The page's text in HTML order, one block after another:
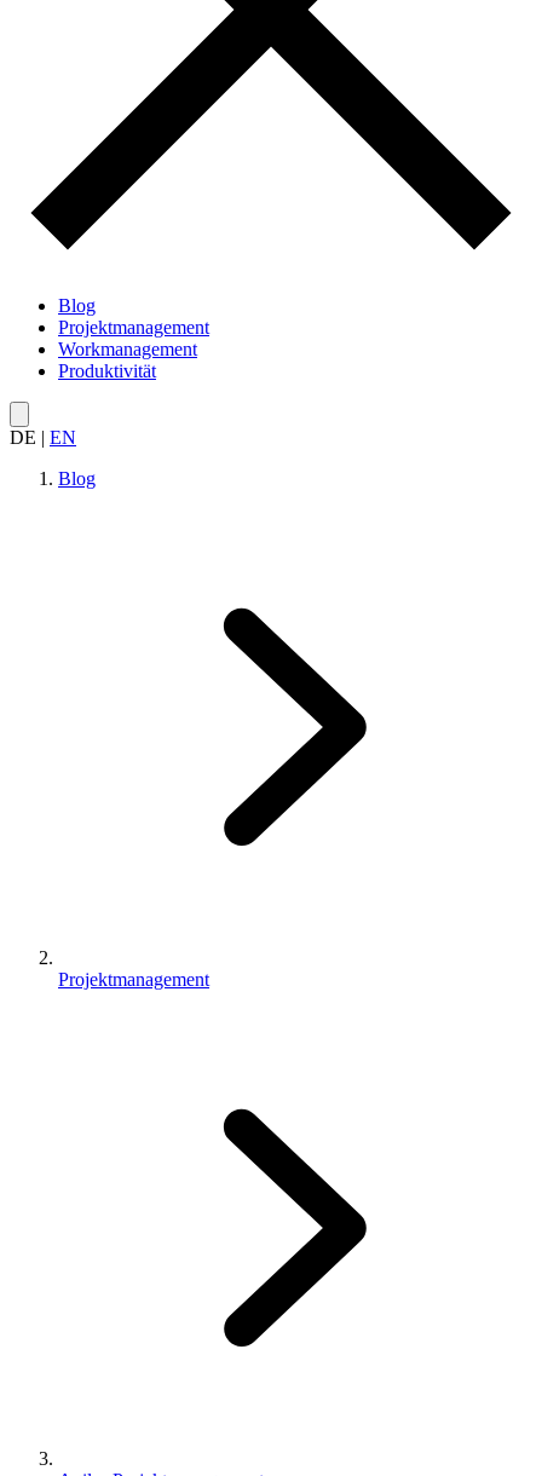
Blog
Projektmanagement
Workmanagement
Produktivität
DE | EN
Blog
Projektmanagement